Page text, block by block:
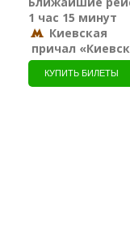
1 час 15 минут
Киевская
причал
КУПИТЬ БИЛЕТЫ